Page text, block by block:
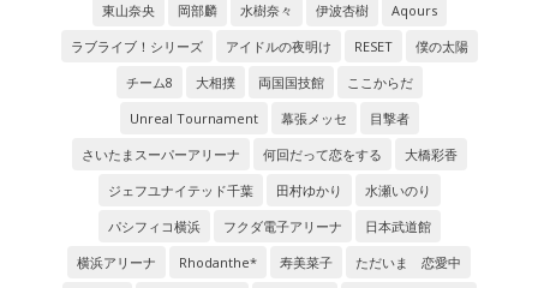
東山奈央
岡部麟 水樹奈々 伊波杏樹
Aqours
ラブライブ！シリーズ
アイドルの夜明け RESET
僕の太陽
チーム8
大相撲 両国国技館
ここからだ
Unreal Tournament
幕張メッセ
目撃者
さいたまスーパーアリーナ
何回だって恋をする
大橋彩香
ジェフユナイテッド千葉
田村ゆかり
水瀬いのり
パシフィコ横浜
フクダ電子アリーナ
日本武道館
横浜アリーナ
Rhodanthe* 寿美菜子
ただいま 恋愛中